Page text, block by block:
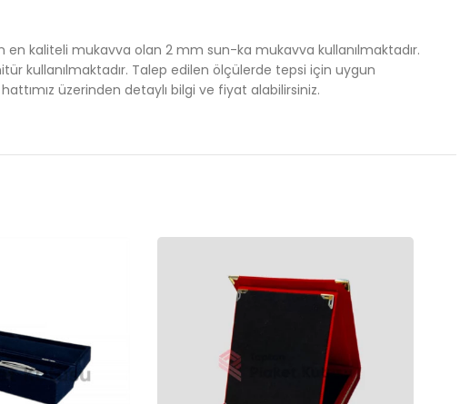
en kaliteli mukavva olan 2 mm sun-ka mukavva kullanılmaktadır.
kullanılmaktadır. Talep edilen ölçülerde tepsi için uygun
üzerinden detaylı bilgi ve fiyat alabilirsiniz.